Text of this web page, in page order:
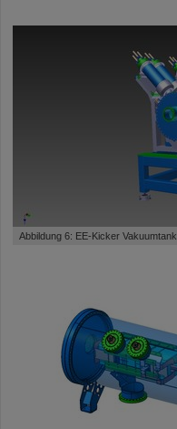
Abbildung 6: EE-Kicker Vakuumtank